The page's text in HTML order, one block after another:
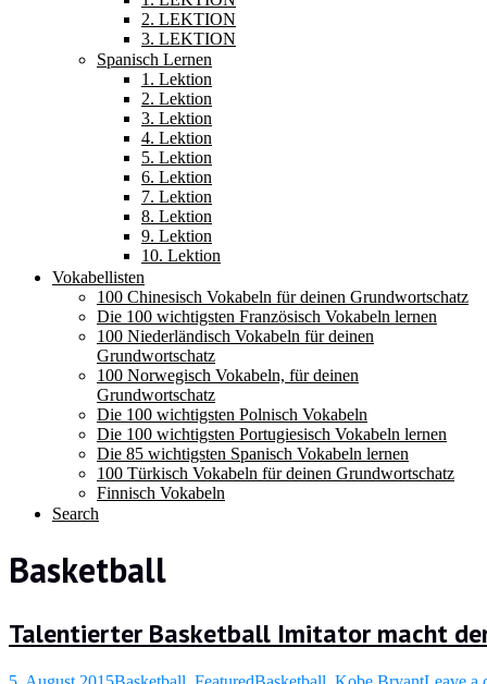
2. LEKTION
3. LEKTION
Spanisch Lernen
1. Lektion
2. Lektion
3. Lektion
4. Lektion
5. Lektion
6. Lektion
7. Lektion
8. Lektion
9. Lektion
10. Lektion
Vokabellisten
100 Chinesisch Vokabeln für deinen Grundwortschatz
Die 100 wichtigsten Französisch Vokabeln lernen
100 Niederländisch Vokabeln für deinen
Grundwortschatz
100 Norwegisch Vokabeln, für deinen
Grundwortschatz
Die 100 wichtigsten Polnisch Vokabeln
Die 100 wichtigsten Portugiesisch Vokabeln lernen
Die 85 wichtigsten Spanisch Vokabeln lernen
100 Türkisch Vokabeln für deinen Grundwortschatz
Finnisch Vokabeln
Search
Basketball
Talentierter Basketball Imitator macht